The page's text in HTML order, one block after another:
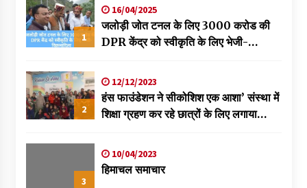
1
16/04/2025
जलोड़ी जोत टनल के लिए 3000 करोड की
DPR केंद्र को स्वीकृति के लिए भेजी-
2
12/12/2023
हंस फाउंडेशन ने सीकोशिश एक आशा’ संस्था में
शिक्षा ग्रहण कर रहे छात्रों के लिए लगाया
3
10/04/2023
हिमाचल समाचार